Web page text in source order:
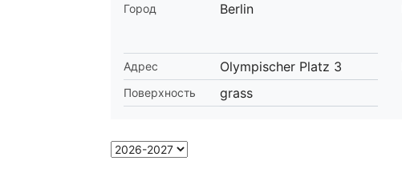
Город Berlin
Адрес Olympischer Platz 3
Поверхность grass